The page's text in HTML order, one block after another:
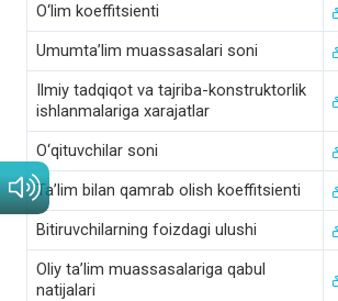
O‘lim koeffitsienti
Umumta’lim muassasalari soni
Ilmiy tadqiqot va tajriba-konstruktorlik
ishlanmalariga xarajatlar
O‘qituvchilar soni
Ta’lim bilan qamrab olish koeffitsienti
Bitiruvchilarning foizdagi ulushi
Oliy ta’lim muassasalariga qabul
natijalari